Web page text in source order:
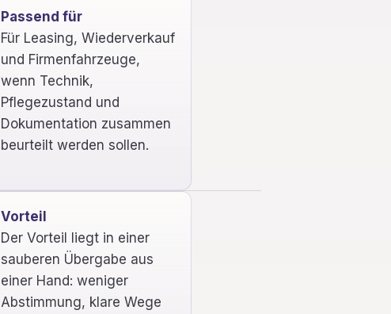
Passend für
Für Leasing, Wiederverkauf
und Firmenfahrzeuge,
wenn Technik,
Pflegezustand und
Dokumentation zusammen
beurteilt werden sollen.
Vorteil
Der Vorteil liegt in einer
sauberen Übergabe aus
einer Hand: weniger
Abstimmung, klare Wege